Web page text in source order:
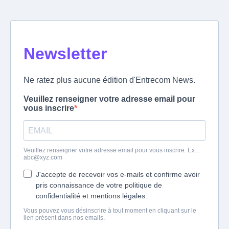
Newsletter
Ne ratez plus aucune édition d'Entrecom News.
Veuillez renseigner votre adresse email pour
vous inscrire
Veuillez renseigner votre adresse email pour vous inscrire. Ex. :
abc@xyz.com
J'accepte de recevoir vos e-mails et confirme avoir
pris connaissance de votre politique de
confidentialité et mentions légales.
Vous pouvez vous désinscrire à tout moment en cliquant sur le
lien présent dans nos emails.